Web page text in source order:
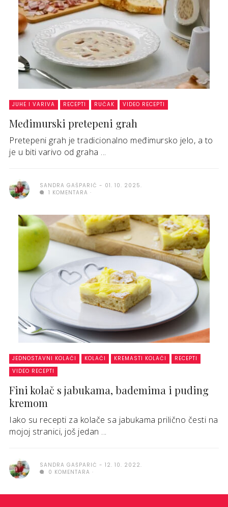
JUHE I VARIVA RECEPTI RUČAK VIDEO RECEPTI
Međimurski pretepeni grah
Pretepeni grah je tradicionalno međimursko jelo, a to
je u biti varivo od graha ...
SANDRA GAŠPARIĆ
01. 10. 2025.
1 KOMENTARA
JEDNOSTAVNI KOLAČI KOLAČI KREMASTI KOLAČI
RECEPTI
VIDEO RECEPTI
Fini kolač s jabukama, bademima i puding
kremom
Iako su recepti za kolače sa jabukama prilično česti na
mojoj stranici, još jedan ...
SANDRA GAŠPARIĆ
12. 10. 2022.
0 KOMENTARA